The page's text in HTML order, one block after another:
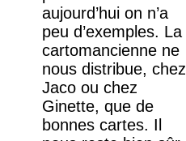
aujourd’hui on n’a
peu d’exemples. La
cartomancienne ne
nous distribue, chez
Jaco ou chez
Ginette, que de
bonnes cartes. Il